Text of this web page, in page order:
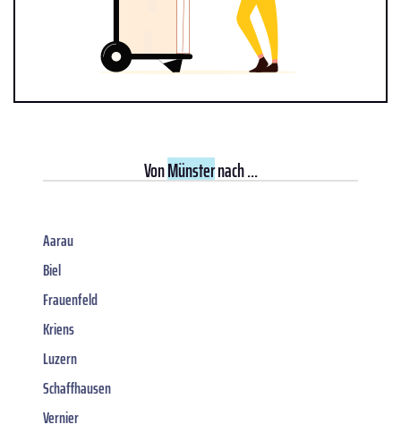
VonMünsternach ...
Aarau
Biel
Frauenfeld
Kriens
Luzern
Schaffhausen
Vernier